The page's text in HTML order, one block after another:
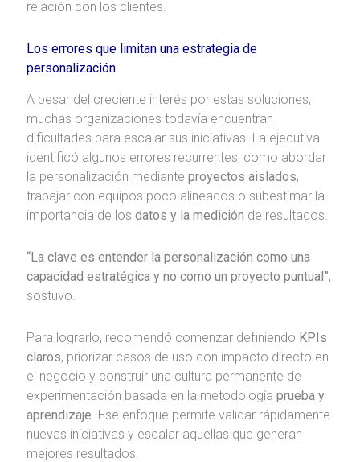
relación con los clientes.
Los errores que limitan una estrategia de
personalización
A pesar del creciente interés por estas soluciones,
muchas organizaciones todavía encuentran
dificultades para escalar sus iniciativas. La ejecutiva
identificó algunos errores recurrentes, como abordar
la personalización mediante proyectos aislados,
trabajar con equipos poco alineados o subestimar la
importancia de los datos y la medición de resultados.
“La clave es entender la personalización como una
capacidad estratégica y no como un proyecto puntual”,
sostuvo.
Para lograrlo, recomendó comenzar definiendo KPIs
claros, priorizar casos de uso con impacto directo en
el negocio y construir una cultura permanente de
experimentación basada en la metodología prueba y
aprendizaje . Ese enfoque permite validar rápidamente
nuevas iniciativas y escalar aquellas que generan
mejores resultados.